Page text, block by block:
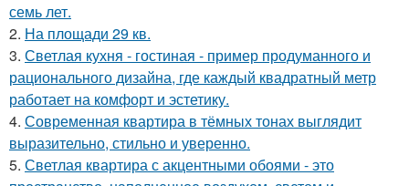
семь лет.
2. На площади 29 кв.
3. Светлая кухня - гостиная - пример продуманного и
рационального дизайна, где каждый квадратный метр
работает на комфорт и эстетику.
4. Современная квартира в тёмных тонах выглядит
выразительно, стильно и уверенно.
5. Светлая квартира с акцентными обоями - это